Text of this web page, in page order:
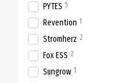
PYTES 5
Revention 1
Stromherz 2
Fox ESS 2
Sungrow 1